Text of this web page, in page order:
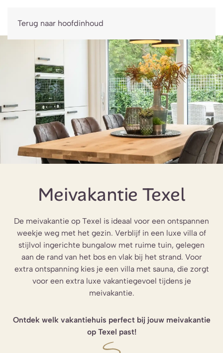
Terug naar hoofdinhoud
Meivakantie Texel
De meivakantie op Texel is ideaal voor een ontspannen
weekje weg met het gezin. Verblijf in een luxe villa of
stijlvol ingerichte bungalow met ruime tuin, gelegen
aan de rand van het bos en vlak bij het strand. Voor
extra ontspanning kies je een villa met sauna, die zorgt
voor een extra luxe vakantiegevoel tijdens je
meivakantie.
Ontdek welk vakantiehuis perfect bij jouw meivakantie
op Texel past!